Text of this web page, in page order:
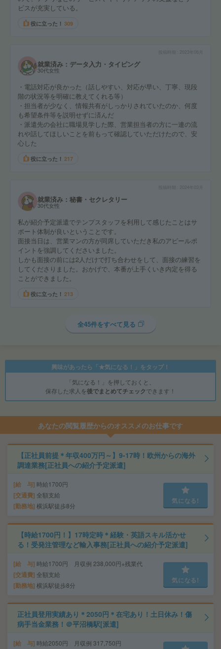
ビスが充実している。
役に立った！ 309
就業済み：データ入力・タイピング
30代女性
・電話対応が良かった（話しやすい、対応が早い、丁寧、現段
階の状況等を明確に教えてくれる等）
・担当者が少なく、情報共有がしっかりされていたのか、何度
も希望条件等を説明せずに済んだ
・派遣先の会社に職場見学した際、営業担当者の方に一連の流
れや話してほしいことを前もって確認していただけたので、安
心した
役に立った！ 217
2024年03月
就業済み：秘書・セクレタリー
30代女性
私が紹介予定派遣でテンプスタッフを利用して感じたことはサ
ポート体制が良いということです。
面接当日は、営業マンの方が同席していただき私のアピールポ
イントを強調してくださいました。
しかも面接の前には2人だけで打ち合わせをして、面接の練習を
してくださりました。おかげで、本番が上手くいき内定を得る
ことができました。
役に立った！ 213
全45件をすべて見る
興味があったら「★気になる！」をタップ！
「気になる！」を押しておくと、
保存した求人を後でまとめてチェックできます！
あなたの閲覧履歴からのオススメのお仕事です
【正社員前提＊年収400万円～】9-17時！欧州からの海外
調達業務[正社員への紹介予定派遣]
給 与 時給1700円
交通費 全額支給
勤務地 横浜駅徒歩8分
気になる!
【時給1700円！】17時定時＊経験・英語スキル活かせ
る！受発注管理など輸入事務[正社員への紹介予定派遣]
給 与 時給1700円 月収例 238,000円+残業代
交通費 全額支給
勤務地 横浜駅徒歩8分
気になる!
正社員登用実績あり＊2050円＊在宅あり！土日休み！傷
病手当金業務！＠平沼橋駅[派遣]
給 与 時給2050円 月収例 317,750円